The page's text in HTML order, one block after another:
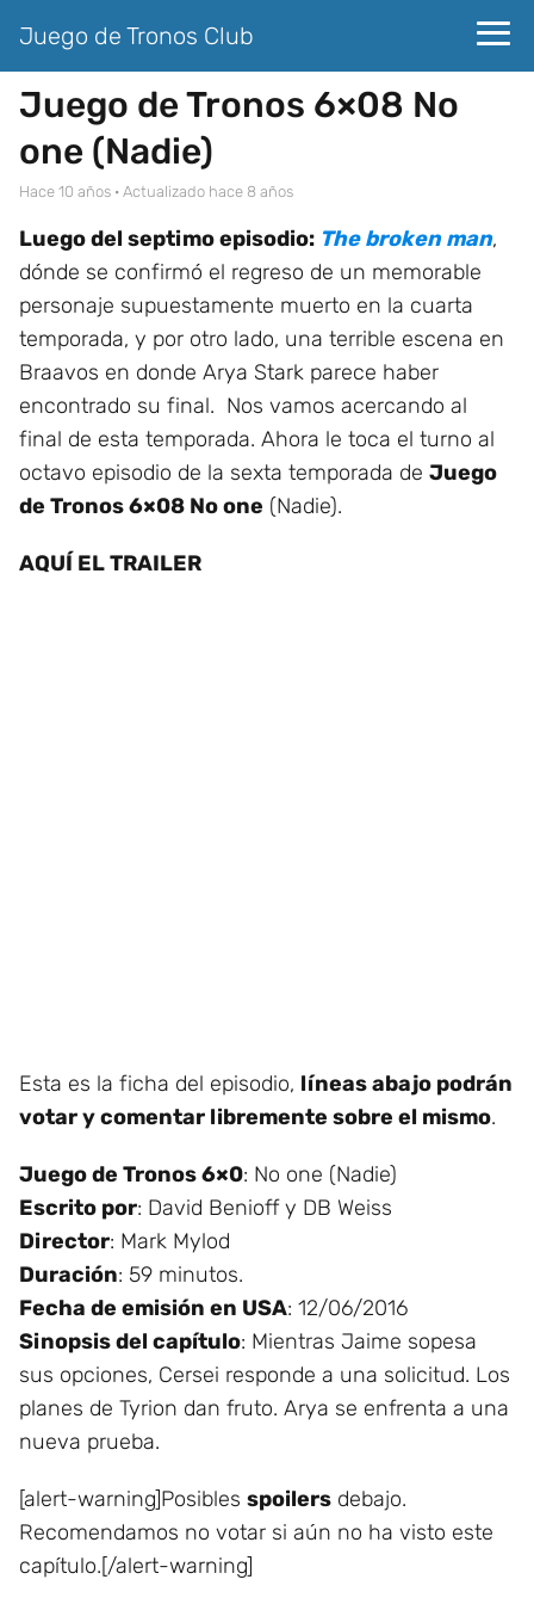
Juego de Tronos Club
Juego de Tronos 6×08 No
one (Nadie)
hace 10 años · Actualizado hace 8 años
Luego del septimo episodio: The broken man,
dónde se confirmó el regreso de un memorable
personaje supuestamente muerto en la cuarta
temporada, y por otro lado, una terrible escena en
Braavos en donde Arya Stark parece haber
encontrado su final. Nos vamos acercando al
final de esta temporada. Ahora le toca el turno al
octavo episodio de la sexta temporada de Juego
de Tronos 6×08 No one (Nadie).
AQUÍ EL TRAILER
Esta es la ficha del episodio, líneas abajo podrán
votar y comentar libremente sobre el mismo.
Juego de Tronos 6×0: No one (Nadie)
Escrito por: David Benioff y DB Weiss
Director: Mark Mylod
Duración: 59 minutos.
Fecha de emisión en USA: 12/06/2016
Sinopsis del capítulo: Mientras Jaime sopesa
sus opciones, Cersei responde a una solicitud. Los
planes de Tyrion dan fruto. Arya se enfrenta a una
nueva prueba.
[alert-warning]Posibles spoilers debajo.
Recomendamos no votar si aún no ha visto este
capítulo.[/alert-warning]